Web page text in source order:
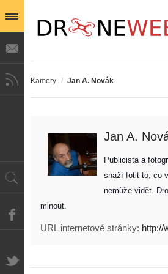
Kamery / Jan A. Novák
Jan A.
Publicista a
snaží fotit to, co
nemůže vidět.
minout.
URL internetové stránky: http://